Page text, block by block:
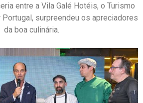
entre a Vila Galé Hotéis, o Turismo
surpreendeu os apreciadores
da boa culinária.